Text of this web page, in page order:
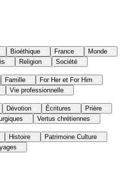
Bioéthique France
Monde
Religion Société
Famille
For Her et For Him
Vie professionnelle
Dévotion Écritures
Prière
Vertus chrétiennes
Histoire
Patrimoine Culture